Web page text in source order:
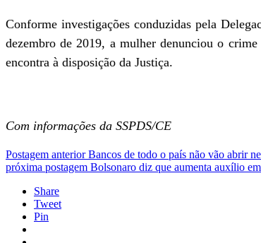
Conforme investigações conduzidas pela
dezembro de 2019, a mulher denunciou o
encontra à disposição da Justiça.
Com informações da SSPDS/CE
Postagem anterior Bancos de todo o país não vão abrir
próxima postagem Bolsonaro diz que aumenta auxílio
Share
Tweet
Pin